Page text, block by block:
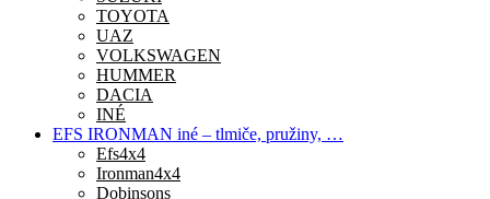
TOYOTA
UAZ
VOLKSWAGEN
HUMMER
DACIA
INÉ
EFS IRONMAN iné – tlmiče, pružiny, …
Efs4x4
Ironman4x4
Dobinsons